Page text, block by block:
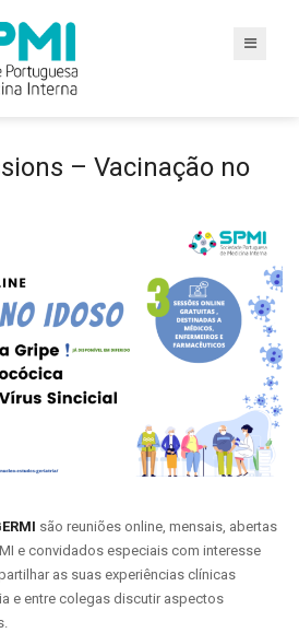
– Vacinação no
são reuniões online, mensais, abertas
e convidados especiais com interesse
as suas experiências clínicas
e entre colegas discutir aspectos